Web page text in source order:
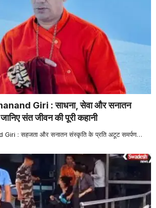
Giri : साधना, सेवा और सनातन
संत जीवन की पूरी कहानी
: सहजता और सनातन संस्कृति के प्रति अटूट समर्पण…